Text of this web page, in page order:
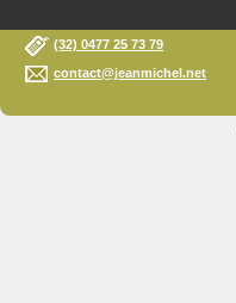
(32) 0477 25 73 79
contact@jeanmichel.net